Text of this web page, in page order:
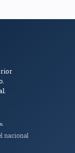
nacional